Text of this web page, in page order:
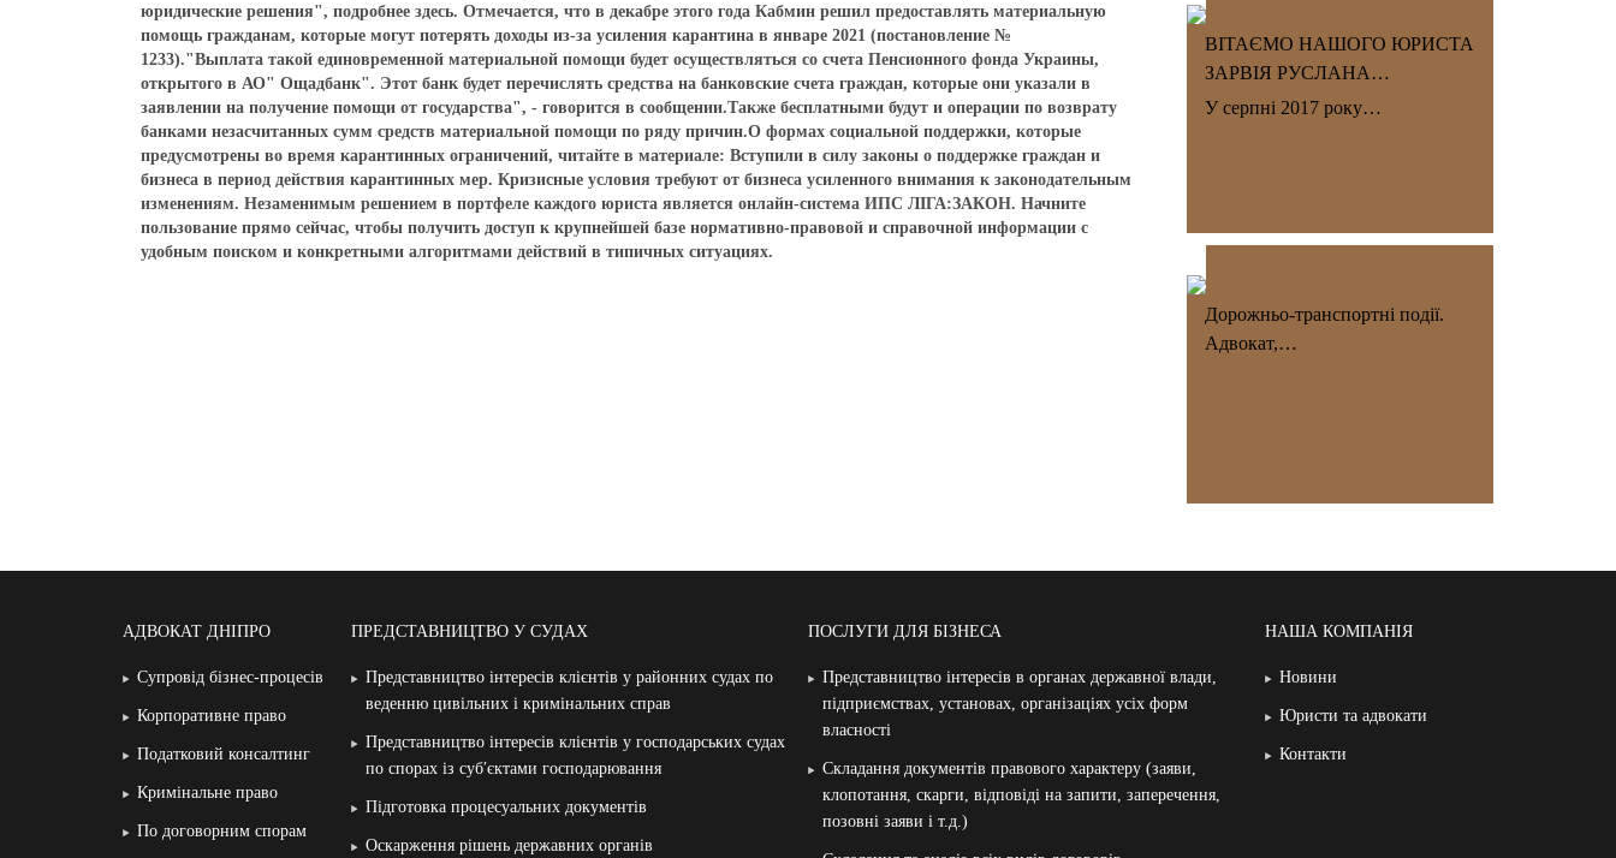
юридические решения", подробнее здесь. Отмечается, что в декабре этого года Кабмин решил предоставлять материальную
помощь гражданам, которые могут потерять доходы из-за усиления карантина в январе 2021 (постановление №
1233)."Выплата такой единовременной материальной помощи будет осуществляться со счета Пенсионного фонда Украины,
открытого в АО" Ощадбанк". Этот банк будет перечислять средства на банковские счета граждан, которые они указали в
заявлении на получение помощи от государства", - говорится в сообщении.Также бесплатными будут и операции по возврату
банками незасчитанных сумм средств материальной помощи по ряду причин.О формах социальной поддержки, которые
предусмотрены во время карантинных ограничений, читайте в материале: Вступили в силу законы о поддержке граждан и
бизнеса в период действия карантинных мер. Кризисные условия требуют от бизнеса усиленного внимания к законодательным
изменениям. Незаменимым решением в портфеле каждого юриста является онлайн-система ИПС ЛІГА:ЗАКОН. Начните
пользование прямо сейчас, чтобы получить доступ к крупнейшей базе нормативно-правовой и справочной информации с
удобным поиском и конкретными алгоритмами действий в типичных ситуациях.
ВІТАЄМО НАШОГО ЮРИСТА
ЗАРВІЯ РУСЛАНА…
У серпні 2017 року…
Дорожньо-транспортні події.
Адвокат,…
АДВОКАТ ДНІПРО
Супровід бізнес-процесів
Корпоративне право
Податковий консалтинг
Кримінальне право
По договорним спорам
ПРЕДСТАВНИЦТВО У СУДАХ
Представництво інтересів клієнтів у районних судах по
веденню цивільних і кримінальних справ
Представництво інтересів клієнтів у господарських судах
по спорах із суб′єктами господарювання
Підготовка процесуальних документів
Оскарження рішень державних органів
ПОСЛУГИ ДЛЯ БІЗНЕСА
Представництво інтересів в органах державної влади,
підприємствах, установах, організаціях усіх форм
власності
Складання документів правового характеру (заяви,
клопотання, скарги, відповіді на запити, заперечення,
позовні заяви і т.д.)
НАША КОМПАНІЯ
Новини
Юристи та адвокати
Контакти